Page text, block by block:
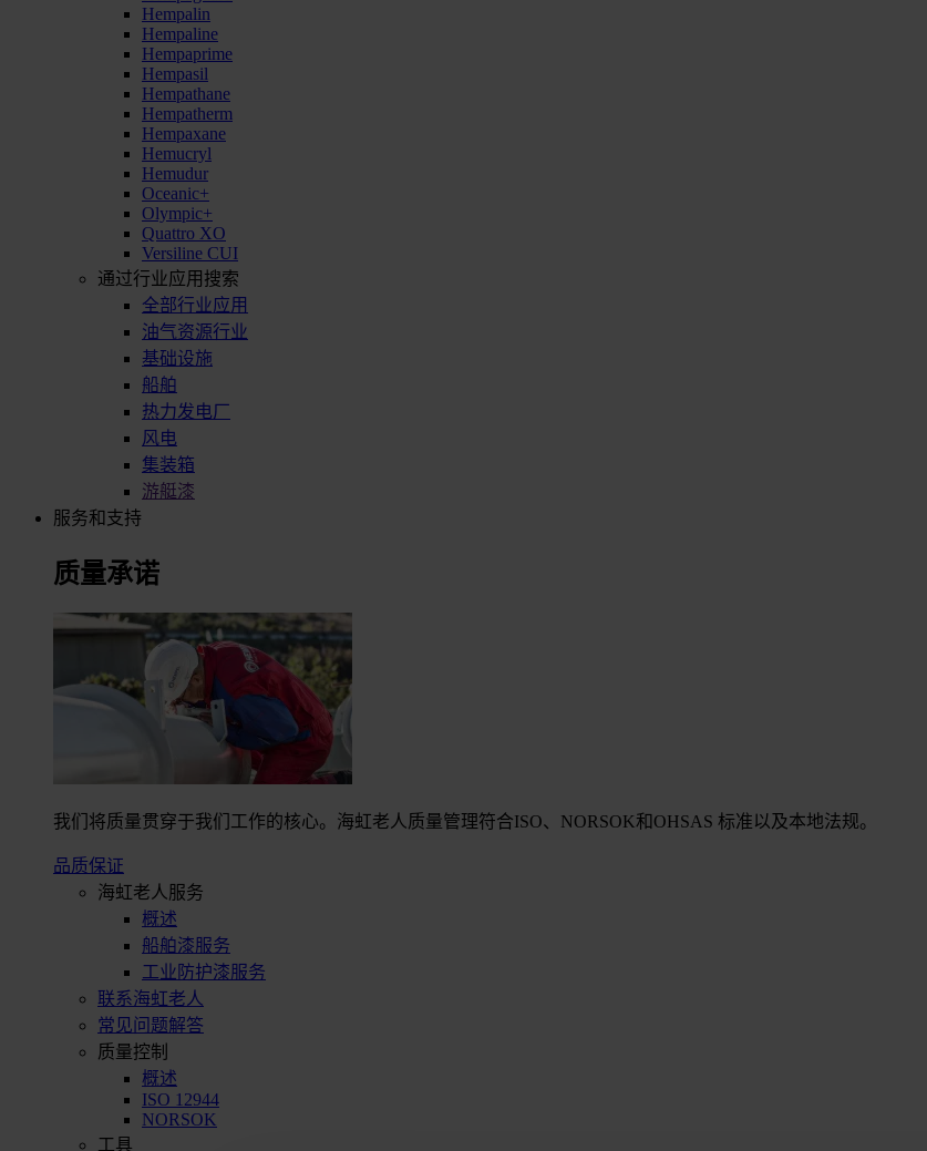
Hempalin
Hempaline
Hempaprime
Hempasil
Hempathane
Hempatherm
Hempaxane
Hemucryl
Hemudur
Oceanic+
Olympic+
Quattro XO
Versiline CUI
通过行业应用搜索
全部行业应用
油气资源行业
基础设施
船舶
热力发电厂
风电
集装箱
游艇漆
服务和支持
质量承诺
我们将质量贯穿于我们工作的核心。海虹老人质量管理符合ISO、NORSOK和OHSAS 标准以及本地法规。
品质保证
海虹老人服务
概述
船舶漆服务
工业防护漆服务
联系海虹老人
常见问题解答
质量控制
概述
ISO 12944
NORSOK
工具